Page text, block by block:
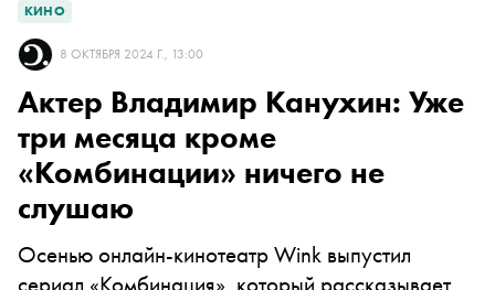
КИНО
8 ОКТЯБРЯ 2024 Г., 13:00
Актер Владимир Канухин: Уже
три месяца кроме
«Комбинации» ничего не
слушаю
Осенью онлайн-кинотеатр Wink выпустил
сериал «Комбинация», который рассказывает